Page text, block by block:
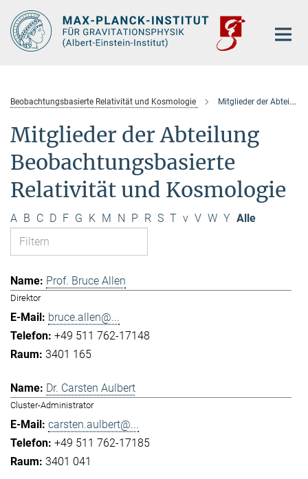
Hauptinhalt
Beobachtungsbasierte Relativität und Kosmologie Mitglieder der Abteilung
Mitglieder der Abteilung
Beobachtungsbasierte
Relativität und Kosmologie
A B C D F G K M N P R S T v V W Y Alle
Prof. Bruce Allen
Direktor
bruce.allen@...
+49 511 762-17148
3401 165
Dr. Carsten Aulbert
Cluster-Administrator
carsten.aulbert@...
+49 511 762-17185
3401 041